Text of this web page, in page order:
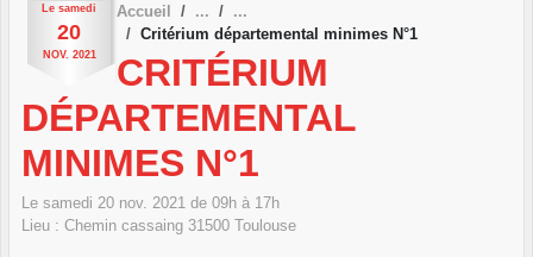
Le samedi
20
NOV. 2021
Accueil
Critérium départemental minimes N°1
CRITÉRIUM
DÉPARTEMENTAL
MINIMES N°1
Le samedi 20 nov. 2021 de 09h à 17h
Lieu : Chemin cassaing 31500 Toulouse